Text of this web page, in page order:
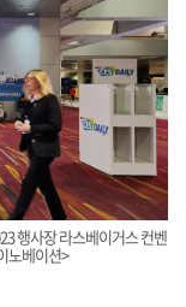
행사장 라스베이거스 컨벤
노베이션>